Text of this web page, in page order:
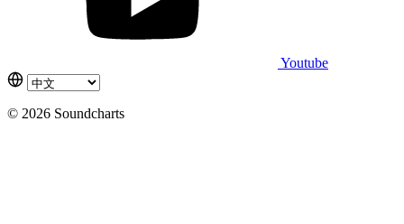
Youtube
© 2026 Soundcharts